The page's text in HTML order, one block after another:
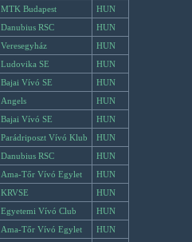
MTK Budapest
HUN
Danubius RSC
HUN
Veresegyház
HUN
Ludovika SE
HUN
Bajai Vívó SE
HUN
Angels
HUN
Bajai Vívó SE
HUN
Parádriposzt Vívó Klub
HUN
Danubius RSC
HUN
Ama-Tőr Vívó Egylet
HUN
KRVSE
HUN
Egyetemi Vívó Club
HUN
Ama-Tőr Vívó Egylet
HUN